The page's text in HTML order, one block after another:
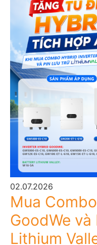
02.07.2026
Mua
GoodWe
Lithium